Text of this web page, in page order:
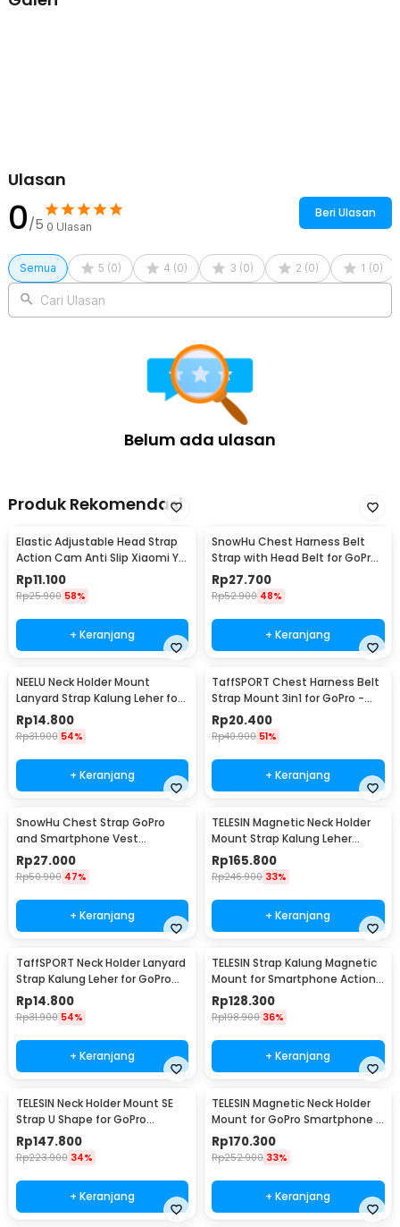
1 x Smartphone Holder
Ulasan
0/5 0 Ulasan
Beri Ulasan
Semua 5 (0) 4 (0) 3 (0) 2 (0) 1 (0)
Cari Ulasan
Belum ada ulasan
Produk Rekomendasi
Elastic Adjustable Head Strap
Action Cam Anti Slip Xiaomi Yi
GoPro - GP020
Rp11.100
Rp25.900 58%
+ Keranjang
SnowHu Chest Harness Belt
Strap with Head Belt for GoPro
Xiaomi - GP59
Rp27.700
Rp52.900 48%
+ Keranjang
NEELU Neck Holder Mount
Lanyard Strap Kalung Leher for
GoPro - GA888
Rp14.800
Rp31.900 54%
+ Keranjang
TaffSPORT Chest Harness Belt
Strap Mount 3in1 for GoPro -
WMA01
Rp20.400
Rp40.900 51%
+ Keranjang
SnowHu Chest Strap GoPro
and Smartphone Vest
Adjustable - GP60
Rp27.000
Rp50.900 47%
+ Keranjang
TELESIN Magnetic Neck Holder
Mount Strap Kalung Leher
GoPro Insta360 - TE-HNB-001
Rp165.800
Rp246.900 33%
+ Keranjang
TaffSPORT Neck Holder Lanyard
Strap Kalung Leher for GoPro
Smartphone - NL14
Rp14.800
Rp31.900 54%
+ Keranjang
TELESIN Strap Kalung Magnetic
Mount for Smartphone Action
Camera - TE-MMK-002
Rp128.300
Rp198.900 36%
+ Keranjang
TELESIN Neck Holder Mount SE
Strap U Shape for GoPro
Smartphone - TE-HNB-003
Rp147.800
Rp223.900 34%
+ Keranjang
TELESIN Magnetic Neck Holder
Mount for GoPro Smartphone -
TE-HNB-002
Rp170.300
Rp252.900 33%
+ Keranjang